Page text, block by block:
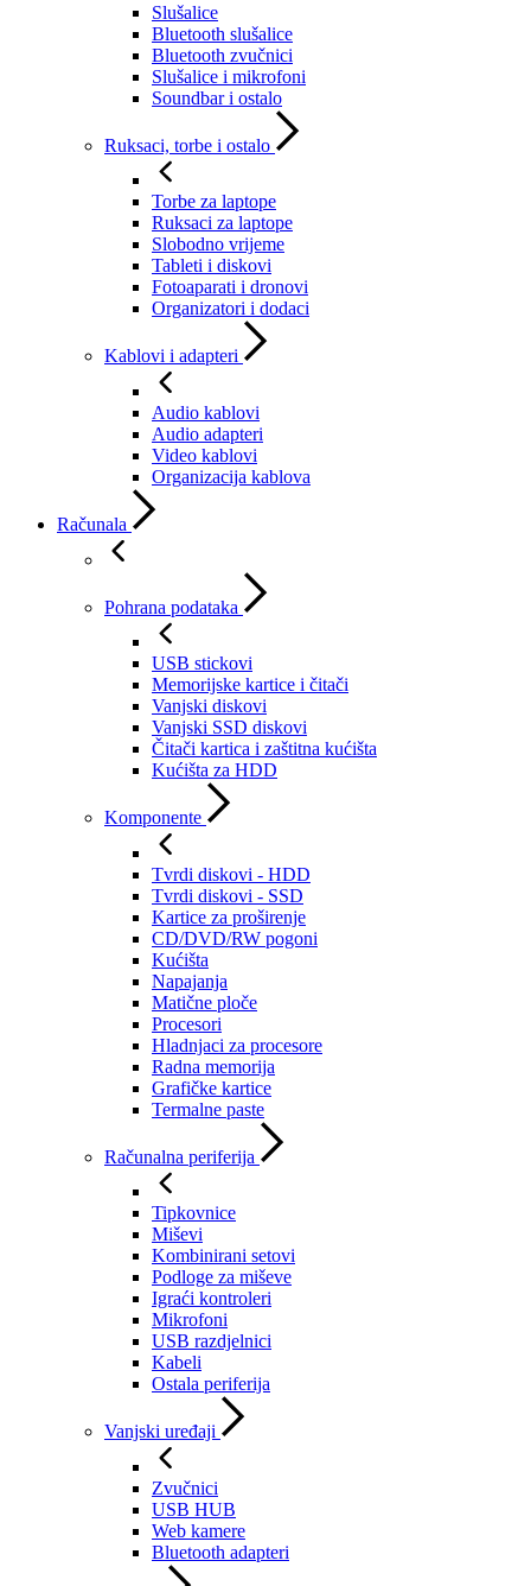
Slušalice
Bluetooth slušalice
Bluetooth zvučnici
Slušalice i mikrofoni
Soundbar i ostalo
Ruksaci, torbe i ostalo
Torbe za laptope
Ruksaci za laptope
Slobodno vrijeme
Tableti i diskovi
Fotoaparati i dronovi
Organizatori i dodaci
Kablovi i adapteri
Audio kablovi
Audio adapteri
Video kablovi
Organizacija kablova
Računala
Pohrana podataka
USB stickovi
Memorijske kartice i čitači
Vanjski diskovi
Vanjski SSD diskovi
Čitači kartica i zaštitna kućišta
Kućišta za HDD
Komponente
Tvrdi diskovi - HDD
Tvrdi diskovi - SSD
Kartice za proširenje
CD/DVD/RW pogoni
Kućišta
Napajanja
Matične ploče
Procesori
Hladnjaci za procesore
Radna memorija
Grafičke kartice
Termalne paste
Računalna periferija
Tipkovnice
Miševi
Kombinirani setovi
Podloge za miševe
Igraći kontroleri
Mikrofoni
USB razdjelnici
Kabeli
Ostala periferija
Vanjski uređaji
Zvučnici
USB HUB
Web kamere
Bluetooth adapteri